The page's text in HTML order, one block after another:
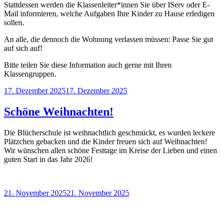
Stattdessen werden die Klassenleiter*innen Sie über IServ oder E-
Mail informieren, welche Aufgaben Ihre Kinder zu Hause erledigen
sollen.
An alle, die dennoch die Wohnung verlassen müssen: Passe Sie gut
auf sich auf!
Bitte teilen Sie diese Information auch gerne mit Ihren
Klassengruppen.
Veröffentlicht
17. Dezember 202517. Dezember 2025
Schöne Weihnachten!
Die Blücherschule ist weihnachtlich geschmückt, es wurden leckere
Plätzchen gebacken und die Kinder freuen sich auf Weihnachten!
Wir wünschen allen schöne Festtage im Kreise der Lieben und einen
guten Start in das Jahr 2026!
Veröffentlicht
21. November 202521. November 2025